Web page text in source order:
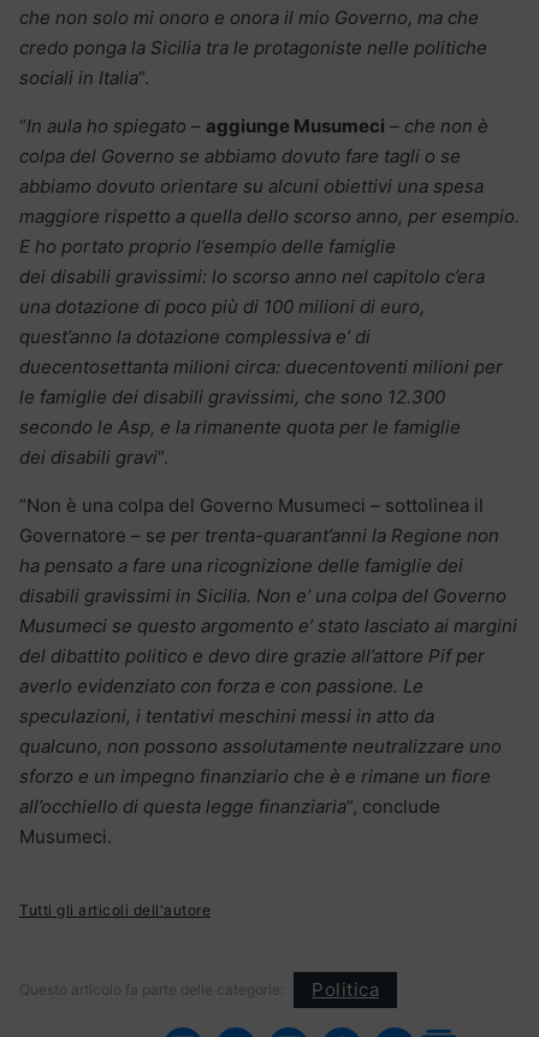
che non solo mi onoro e onora il mio Governo, ma che
credo ponga la Sicilia tra le protagoniste nelle politiche
sociali in Italia“.
“In aula ho spiegato – aggiunge Musumeci – che non è
colpa del Governo se abbiamo dovuto fare tagli o se
abbiamo dovuto orientare su alcuni obiettivi una spesa
maggiore rispetto a quella dello scorso anno, per esempio.
E ho portato proprio l’esempio delle famiglie
dei disabili gravissimi: lo scorso anno nel capitolo c’era
una dotazione di poco più di 100 milioni di euro,
quest’anno la dotazione complessiva e’ di
duecentosettanta milioni circa: duecentoventi milioni per
le famiglie dei disabili gravissimi, che sono 12.300
secondo le Asp, e la rimanente quota per le famiglie
dei disabili gravi“.
“Non è una colpa del Governo Musumeci – sottolinea il
Governatore – se per trenta-quarant’anni la Regione non
ha pensato a fare una ricognizione delle famiglie dei
disabili gravissimi in Sicilia. Non e’ una colpa del Governo
Musumeci se questo argomento e’ stato lasciato ai margini
del dibattito politico e devo dire grazie all’attore Pif per
averlo evidenziato con forza e con passione. Le
speculazioni, i tentativi meschini messi in atto da
qualcuno, non possono assolutamente neutralizzare uno
sforzo e un impegno finanziario che è e rimane un fiore
all’occhiello di questa legge finanziaria“, conclude
Musumeci.
Tutti gli articoli dell'autore
Questo articolo fa parte delle categorie: Politica